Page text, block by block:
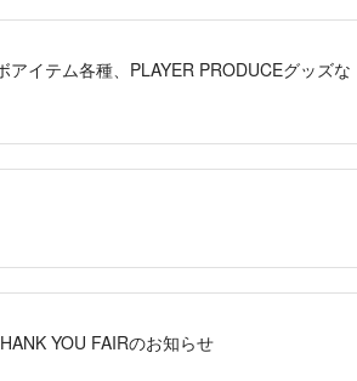
イテム各種、PLAYER PRODUCEグッズな
YOU FAIRのお知らせ